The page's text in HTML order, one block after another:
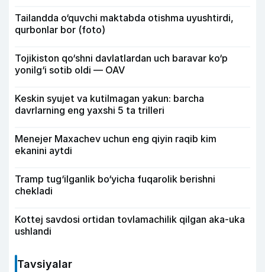
Tailandda o‘quvchi maktabda otishma uyushtirdi,
qurbonlar bor (foto)
Tojikiston qo‘shni davlatlardan uch baravar ko‘p
yonilg‘i sotib oldi — OAV
Keskin syujet va kutilmagan yakun: barcha
davrlarning eng yaxshi 5 ta trilleri
Menejer Maxachev uchun eng qiyin raqib kim
ekanini aytdi
Tramp tug‘ilganlik bo‘yicha fuqarolik berishni
chekladi
Kottej savdosi ortidan tovlamachilik qilgan aka-uka
ushlandi
Tavsiyalar